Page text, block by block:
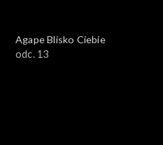
Agape Blisko Ciebie
odc. 13